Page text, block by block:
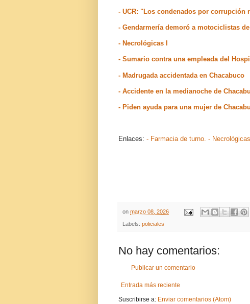
- UCR: "Los condenados por corrupción
- Gendarmería demoró a motociclistas
- Necrológicas I
- Sumario contra una empleada del
- Madrugada accidentada en Chacabuco
- Accidente en la medianoche de
- Piden ayuda para una mujer de
Enlaces: - Farmacia de turno. -
on marzo 08, 2026
Labels: policiales
No hay comentarios:
Publicar un comentario
Entrada más reciente
Suscribirse a: Enviar comentarios (Atom)